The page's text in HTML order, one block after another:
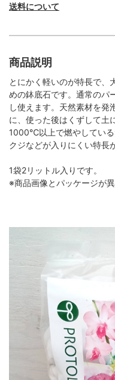
送料について
商品説明
とにかく軽いのが特長で、
めの鉢底石です。通常のパ
し使えます。天然素材を発
に、使った後はくずして土
1000℃以上で燃やしている
クジなどが入りにくい特長
1袋2リットル入りです。
※商品画像とパッケージが